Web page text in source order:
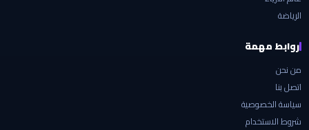
الرياضة
روابط مهمة
من نحن
اتصل بنا
سياسة الخصوصية
شروط الاستخدام